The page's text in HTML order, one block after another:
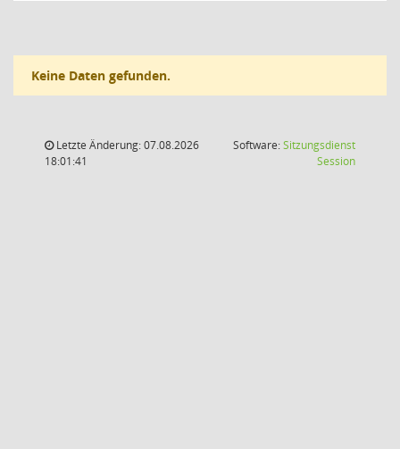
Keine Daten gefunden.
Letzte Änderung: 07.08.2026
18:01:41
Software:Sitzungsdienst
Session(Wird in